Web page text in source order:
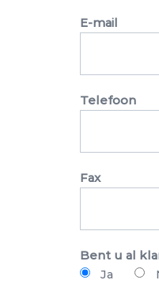
E-mail
Telefoon
Fax
Bent u al
Ja